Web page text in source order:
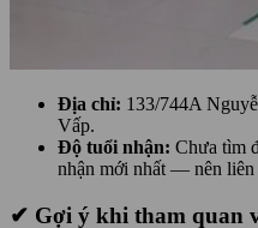
Địa chỉ: 133/744A
Vấp.
Độ tuổi nhận: Chưa tìm
nhận mới nhất — nên liên
✔ Gợi ý khi tham quan